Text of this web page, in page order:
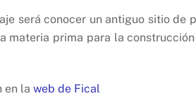
será conocer un antiguo sitio
materia prima para la
en la web de Fical